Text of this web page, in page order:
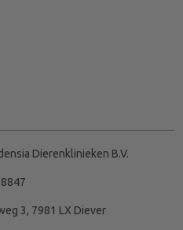
Dierenklinieken B.V.
3, 7981 LX Diever